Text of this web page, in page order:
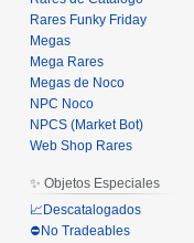
Rares Funky Friday
Megas
Mega Rares
Megas de Noco
NPC Noco
NPCS (Market Bot)
Web Shop Rares
✨ Objetos Especiales
📈Descatalogados
⛔No Tradeables